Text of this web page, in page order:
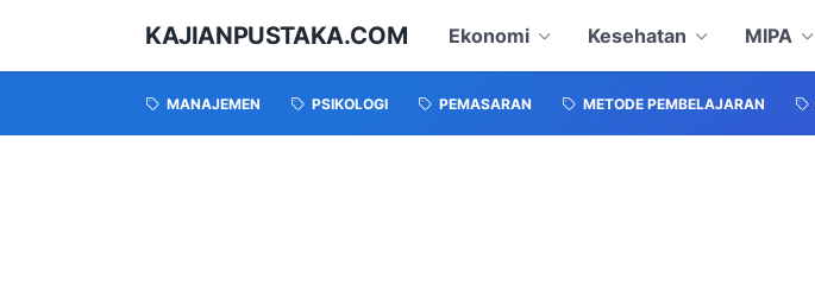
KAJIANPUSTAKA.COM Ekonomi Kesehatan MIPA
MANAJEMEN PSIKOLOGI PEMASARAN METODE PEMBELAJARAN